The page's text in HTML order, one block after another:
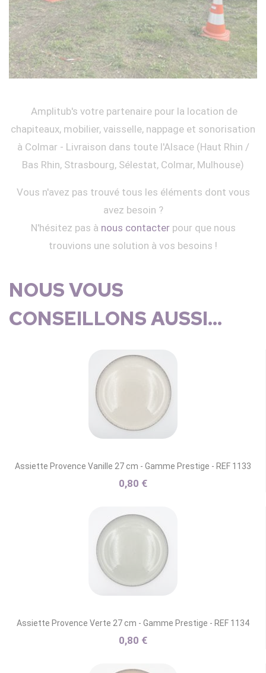
Amplitub's votre partenaire pour la location de
chapiteaux, mobilier, vaisselle, nappage et sonorisation
à Colmar - Livraison dans toute l'Alsace (Haut Rhin /
Bas Rhin, Strasbourg, Sélestat, Colmar, Mulhouse)
Vous n'avez pas trouvé tous les éléments dont vous
avez besoin ?
N'hésitez pas à nous contacterpour que nous
trouvions une solution à vos besoins !
NOUS VOUS
CONSEILLONS AUSSI...
Assiette Provence Vanille 27 cm - Gamme Prestige - REF 1133
0,80 €
Assiette Provence Verte 27 cm - Gamme Prestige - REF 1134
0,80 €